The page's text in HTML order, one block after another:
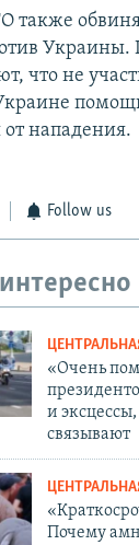
также
Украины.
что не
нападения.
Follow us
«Очень
и
связывают
Почему